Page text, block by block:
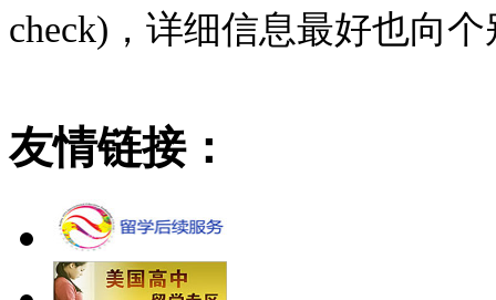
check)，详细信息最好也向
友情链接：